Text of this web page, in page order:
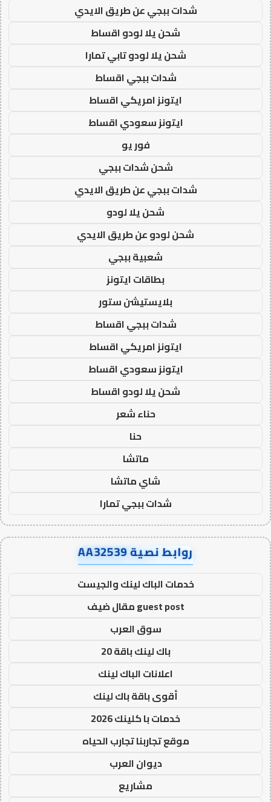
شدات ببجي عن طريق الايدي
شحن يلا لودو اقساط
شحن يلا لودو تابي تمارا
شدات ببجي اقساط
ايتونز امريكي اقساط
ايتونز سعودي اقساط
فور يو
شحن شدات ببجي
شدات ببجي عن طريق الايدي
شحن يلا لودو
شحن لودو عن طريق الايدي
شعبية ببجي
بطاقات ايتونز
بلايستيشن ستور
شدات ببجي اقساط
ايتونز امريكي اقساط
ايتونز سعودي اقساط
شحن يلا لودو اقساط
حناء شعر
حنا
ماتشا
شاي ماتشا
شدات ببجي تمارا
روابط نصية AA32539
خدمات الباك لينك والجيست
guest post مقال ضيف
سوق العرب
باك لينك باقة 20
اعلانات الباك لينك
أقوى باقة باك لينك
خدمات با كلينك 2026
موقع تجاربنا تجارب الحياه
ديوان العرب
مشاريع